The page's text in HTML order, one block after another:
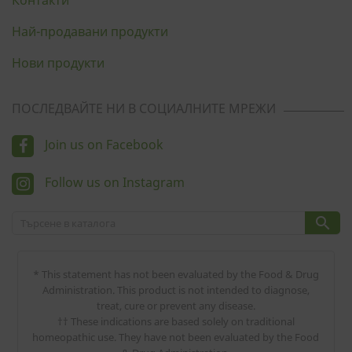
Най-продавани продукти
Нови продукти
ПОСЛЕДВАЙТЕ НИ В СОЦИАЛНИТЕ МРЕЖИ
Join us on Facebook
Follow us on Instagram

* This statement has not been evaluated by the Food & Drug
Administration. This product is not intended to diagnose,
treat, cure or prevent any disease.
†† These indications are based solely on traditional
homeopathic use. They have not been evaluated by the Food